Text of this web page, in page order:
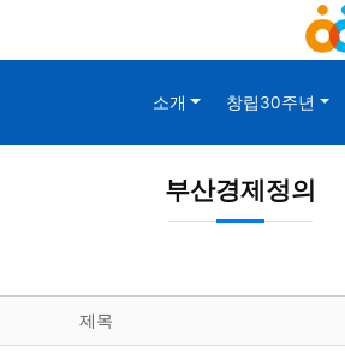
소개 창립30주년
부산경제정의
제목